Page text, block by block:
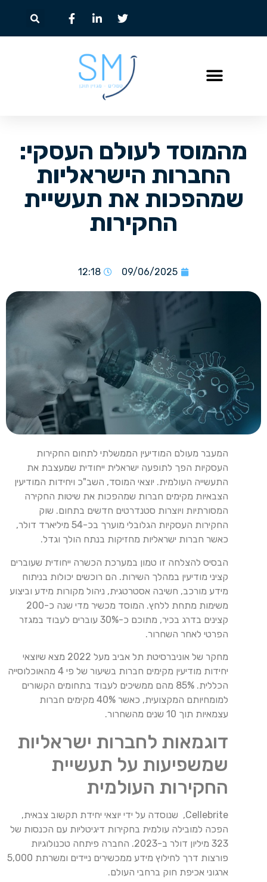
מהמוסד לעולם העסקי:
החברות הישראליות
שמהפכות את תעשיית
החקירות
09/06/2025
12:18
המעבר מעולם המודיעין הממשלתי לתחום החקירות
העסקיות הפך לתופעה ישראלית ייחודית שמעצבת את
התעשייה העולמית. יוצאי המוסד, השב"כ ויחידות המודיעין
הצבאיות מקימים חברות שמהפכות את שיטות החקירה
המסורתיות ויוצרות סטנדרטים חדשים בתחום. שוק
החקירות העסקיות הגלובלי מוערך בכ-54 מיליארד דולר,
כאשר חברות ישראליות מחזיקות בנתח הולך וגדל.
הבסיס להצלחה זו טמון במערכת הכשרה ייחודית שעוברים
קציני מודיעין במהלך השירות. הם רוכשים יכולות בניתוח
מידע מורכב, חשיבה אסטרטגית, ניהול מקורות מידע וביצוע
משימות מתחת ללחץ. המוסד מכשיר מדי שנה כ-200
קצינים בדרג בכיר, מתוכם כ-30% עוברים לעבוד במגזר
הפרטי לאחר השחרור.
מחקר של אוניברסיטת תל אביב מעל 2022 מצא שיוצאי
יחידות מודיעין מקימים חברות בשיעור של פי 4 מהאוכלוסייה
הכללית. 85% מהם ממשיכים לעבוד בתחומים הקשורים
למומחיותם המקצועית, כאשר 40% מקימים חברות
עצמאיות תוך 10 שנים מהשחרור.
דוגמאות לחברות ישראליות
שמשפיעות על תעשיית
החקירות העולמית
Cellebrite, שנוסדה על ידי יוצאי יחידת תקשוב צבאית,
הפכה למובילה עולמית בחקירות דיגיטליות עם הכנסות של
323 מיליון דולר ב-2023. החברה פיתחה טכנולוגיות
פורצות דרך לחילוץ מידע ממכשירים ניידים ומשרתת 5,000
ארגוני אכיפת חוק ברחבי העולם.